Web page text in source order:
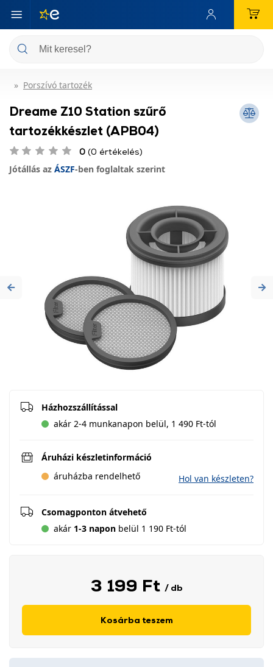
Porszívó tartozék
Dreame Z10 Station szűrő
tartozékkészlet (APB04)
0 (0 értékelés)
Jótállás az ÁSZF-ben foglaltak szerint
Previous
Házhozszállítással
akár 2-4 munkanapon belül, 1 490 Ft-tól
Áruházi készletinformáció
áruházba rendelhető
Hol van készleten?
Csomagponton átvehető
akár 1-3 napon belül 1 190 Ft-tól
3 199 Ft / db
Kosárba teszem